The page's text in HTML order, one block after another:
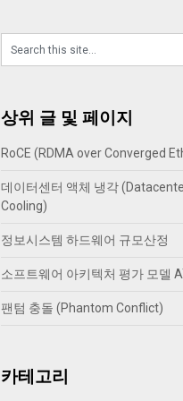
상위 글 및 페이지
RoCE (RDMA over Converged
데이터센터 액체 냉각
Cooling)
정보시스템 하드웨어 규모산정
소프트웨어 아키텍처 평가 모델
팬텀 충돌 (Phantom Conflict)
카테고리